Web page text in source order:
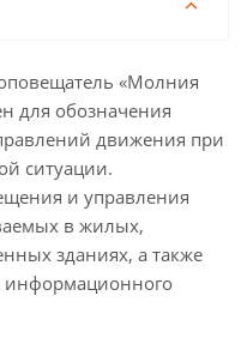
стрелка вправо«Молния
для обозначения
движения при
ситуации.
и управления
в жилых,
зданиях, а также
информационного